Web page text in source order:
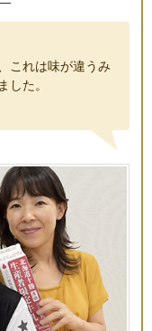
これは味が違うみ
した。